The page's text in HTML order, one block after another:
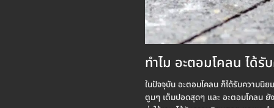
ทำไม อะตอมโคลน ได้รั
ในปัจจุบัน อะตอมโคลน ก็ได้รับความนิ
ตูมๆ เต็มปอดสุดๆ และ อะตอมโคลน ยั